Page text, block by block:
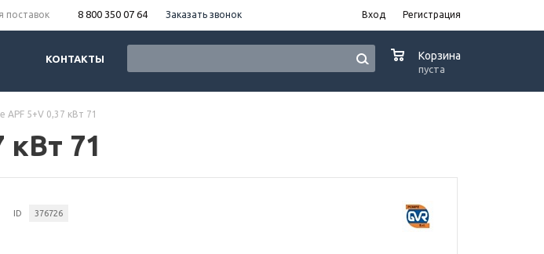
поставок 8 800 350 07 64 Заказать звонок Вход Регистрация
КОНТАКТЫ Корзина
пуста
APF 5+V 0,37 кВт 71
кВт 71
ID 376726